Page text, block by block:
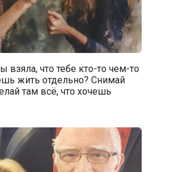
взяла, что тебе кто-то чем-то
жить отдельно? Снимай
там всё, что хочешь